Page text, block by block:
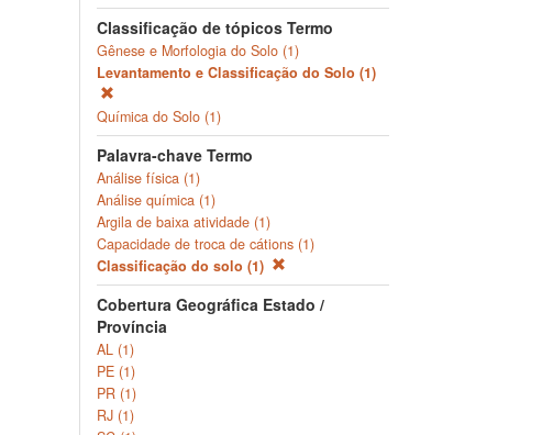
Classificação de tópicos Termo
Gênese e Morfologia do Solo (1)
Levantamento e Classificação do Solo (1)
Química do Solo (1)
Palavra-chave Termo
Análise física (1)
Análise química (1)
Argila de baixa atividade (1)
Capacidade de troca de cátions (1)
Classificação do solo (1)
Cobertura Geográfica Estado /
Província
AL (1)
PE (1)
PR (1)
RJ (1)